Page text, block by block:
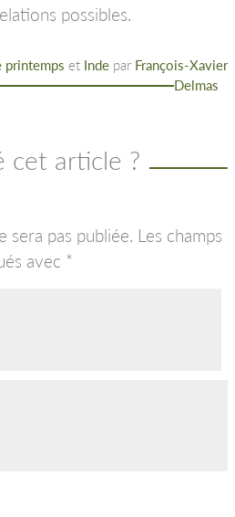
possibles.
printemps et Inde par François-Xavier
Delmas
cet article ?
sera pas publiée. Les champs
avec *